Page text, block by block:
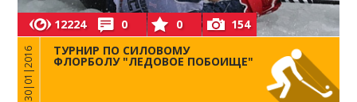
12224 0 0 154
30|01|2016 ТУРНИР ПО СИЛОВОМУ
ФЛОРБОЛУ "ЛЕДОВОЕ ПОБОИЩЕ"